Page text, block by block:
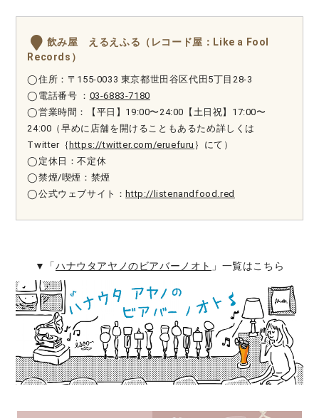
飲み屋 えるえふる（レコード屋：Like a Fool
Records）
◯住所：〒155-0033 東京都世田谷区代田5丁目28-3
◯電話番号 ： 03-6883-7180
◯営業時間：【平日】19:00〜24:00【土日祝】17:00〜
24:00（早めに店舗を開けることもあるため詳しくは
Twitter｛ https://twitter.com/eruefuru ｝にて）
◯定休日：不定休
◯禁煙/喫煙：禁煙
◯公式ウェブサイト： http://listenandfood.red
▼「ハナウタアヤノのビアバーノオト 」一覧はこちら